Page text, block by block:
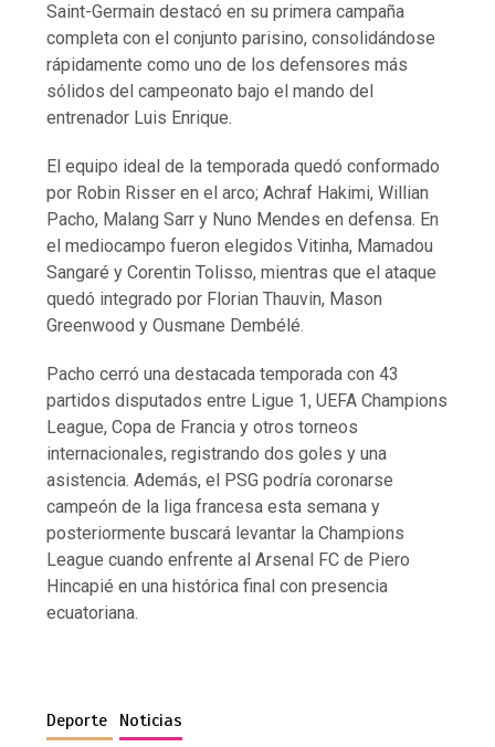
Saint-Germain destacó en su primera campaña
completa con el conjunto parisino, consolidándose
rápidamente como uno de los defensores más
sólidos del campeonato bajo el mando del
entrenador Luis Enrique.
El equipo ideal de la temporada quedó conformado
por Robin Risser en el arco; Achraf Hakimi, Willian
Pacho, Malang Sarr y Nuno Mendes en defensa. En
el mediocampo fueron elegidos Vitinha, Mamadou
Sangaré y Corentin Tolisso, mientras que el ataque
quedó integrado por Florian Thauvin, Mason
Greenwood y Ousmane Dembélé.
Pacho cerró una destacada temporada con 43
partidos disputados entre Ligue 1, UEFA Champions
League, Copa de Francia y otros torneos
internacionales, registrando dos goles y una
asistencia. Además, el PSG podría coronarse
campeón de la liga francesa esta semana y
posteriormente buscará levantar la Champions
League cuando enfrente al Arsenal FC de Piero
Hincapié en una histórica final con presencia
ecuatoriana.
Deporte Noticias